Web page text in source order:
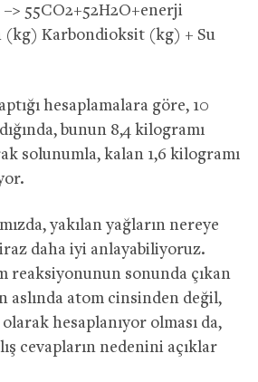
55CO2+52H2O+enerji
(kg) Karbondioksit (kg) + Su
hesaplamalara göre, 10
bunun 8,4 kilogramı
solunumla, kalan 1,6 kilogramı
yakılan yağların nereye
daha iyi anlayabiliyoruz.
reaksiyonunun sonunda çıkan
aslında atom cinsinden değil,
hesaplanıyor olması da,
cevapların nedenini açıklar